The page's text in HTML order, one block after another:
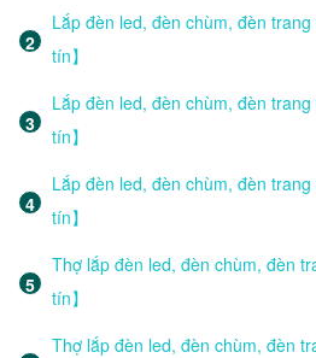
Lắp đèn led, đèn chùm, đèn
tín】
Lắp đèn led, đèn chùm, đèn
tín】
Lắp đèn led, đèn chùm, đèn
tín】
Thợ lắp đèn led, đèn chùm, đèn
tín】
Thợ lắp đèn led, đèn chùm, đèn